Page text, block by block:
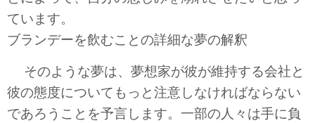
ています。
ブランデーを飲むことの詳細な夢の解釈
そのような夢は、夢想家が彼が維持する会社と
彼の態度についてもっと注意しなければならない
であろうことを予言します。一部の人々は手に負